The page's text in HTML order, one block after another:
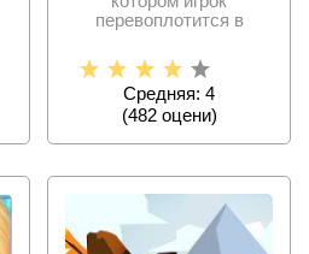
перевоплотится в
Средняя: 4
(482оцени)